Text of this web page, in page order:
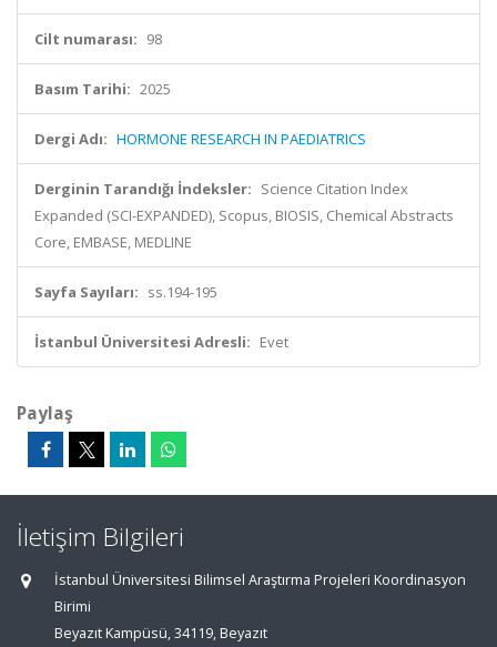
Cilt numarası: 98
Basım Tarihi: 2025
Dergi Adı: HORMONE RESEARCH IN PAEDIATRICS
Derginin Tarandığı İndeksler: Science Citation Index
Expanded (SCI-EXPANDED), Scopus, BIOSIS, Chemical Abstracts
Core, EMBASE, MEDLINE
Sayfa Sayıları: ss.194-195
İstanbul Üniversitesi Adresli: Evet
Paylaş
İletişim Bilgileri
İstanbul Üniversitesi Bilimsel Araştırma Projeleri Koordinasyon
Birimi
Beyazıt Kampüsü, 34119, Beyazıt